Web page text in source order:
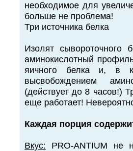
необходимое для
больше не проблема!
Три источника белка
Изолят сывороточного
аминокислотный
яичного белка и, в
высвобождением
(действует до 8 часов!)
еще работает!
Каждая порция
Вкус: PRO-ANTIUM не